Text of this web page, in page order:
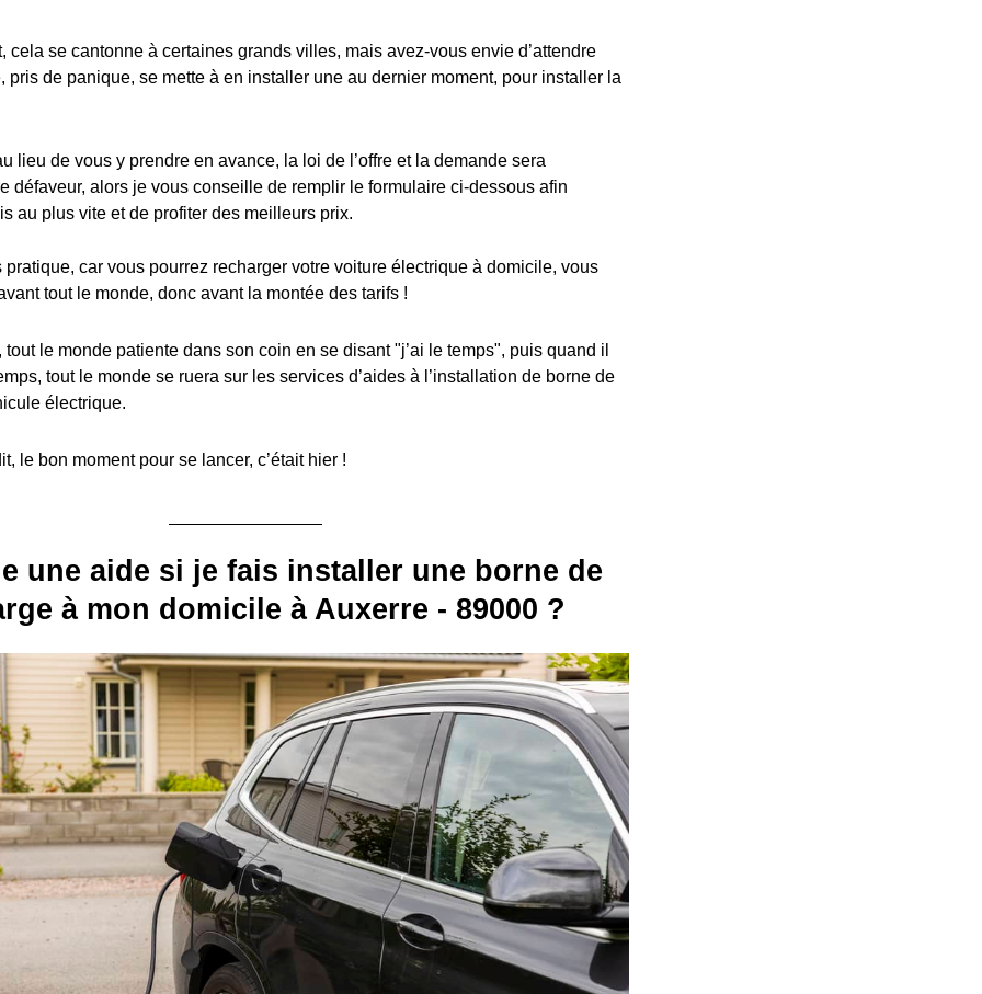
se cantonne à certaines grands villes, mais avez-vous envie d’attendre
pris de panique, se mette à en installer une au dernier moment, pour installer la
lieu de vous y prendre en avance, la loi de l’offre et la demande sera
défaveur, alors je vous conseille de remplir le formulaire ci-dessous afin
au plus vite et de profiter des meilleurs prix.
pratique, car vous pourrez recharger votre voiture électrique à domicile, vous
tout le monde, donc avant la montée des tarifs !
tout le monde patiente dans son coin en se disant "j’ai le temps", puis quand il
tout le monde se ruera sur les services d’aides à l’installation de borne de
électrique.
le bon moment pour se lancer, c’était hier !
une aide si je fais installer une borne de
à mon domicile à Auxerre - 89000 ?